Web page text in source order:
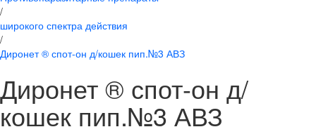
/
широкого спектра действия
/
Диронет ® спот-он д/кошек пип.№3 АВЗ
Диронет ® спот-он д/
кошек пип.№3 АВЗ